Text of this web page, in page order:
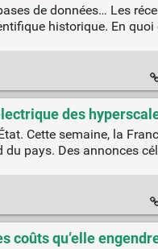
de données… Les
historique. En
des
Cette semaine, la
pays. Des annonces
coûts qu’elle